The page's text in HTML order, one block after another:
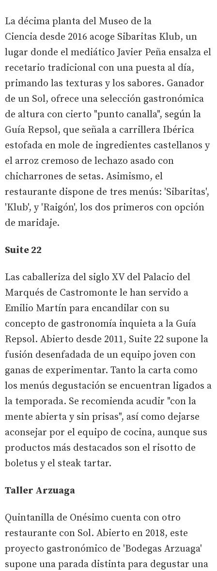
La décima planta del Museo de la
Ciencia desde 2016 acoge Sibaritas Klub, un
lugar donde el mediático Javier Peña ensalza el
recetario tradicional con una puesta al día,
primando las texturas y los sabores. Ganador
de un Sol, ofrece una selección gastronómica
de altura con cierto "punto canalla", según la
Guía Repsol, que señala a carrillera Ibérica
estofada en mole de ingredientes castellanos y
el arroz cremoso de lechazo asado con
chicharrones de setas. Asimismo, el
restaurante dispone de tres menús: 'Sibaritas',
'Klub', y 'Raigón', los dos primeros con opción
de maridaje.
Suite 22
Las caballeriza del siglo XV del Palacio del
Marqués de Castromonte le han servido a
Emilio Martín para encandilar con su
concepto de gastronomía inquieta a la Guía
Repsol. Abierto desde 2011, Suite 22 supone la
fusión desenfadada de un equipo joven con
ganas de experimentar. Tanto la carta como
los menús degustación se encuentran ligados a
la temporada. Se recomienda acudir "con la
mente abierta y sin prisas", así como dejarse
aconsejar por el equipo de cocina, aunque sus
productos más destacados son el risotto de
boletus y el steak tartar.
Taller Arzuaga
Quintanilla de Onésimo cuenta con otro
restaurante con Sol. Abierto en 2018, este
proyecto gastronómico de 'Bodegas Arzuaga'
supone una parada distinta para degustar una